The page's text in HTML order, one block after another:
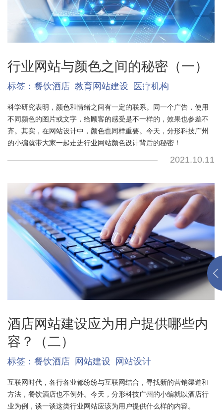
行业网站与颜色之间的秘密（一）
标签： 餐饮酒店 教育网站建设 医疗机构
科学研究表明，颜色和情绪之间有一定的联系。同一个广告，使用
不同颜色的图片或文字，给顾客的感受是不一样的，效果也参差不
齐。其实，在网站设计中，颜色也同样重要。今天，分形科技广州
的小编就带大家一起走进行业网站颜色设计背后的秘密！
2021.10.11
酒店网站建设应为用户提供哪些内
容？（二）
标签： 餐饮酒店 网站建设 网站设计
互联网时代，各行各业都纷纷与互联网结合，寻找新的营销渠道和
方法，餐饮酒店也不例外。今天，分形科技广州的小编就以酒店行
业为例，谈一谈这类行业网站应该为用户提供什么样的内容。